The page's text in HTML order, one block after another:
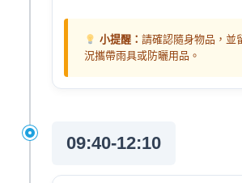
小提醒： 請確認隨身物品，並
況攜帶雨具或防曬用品。
09:40-12:10